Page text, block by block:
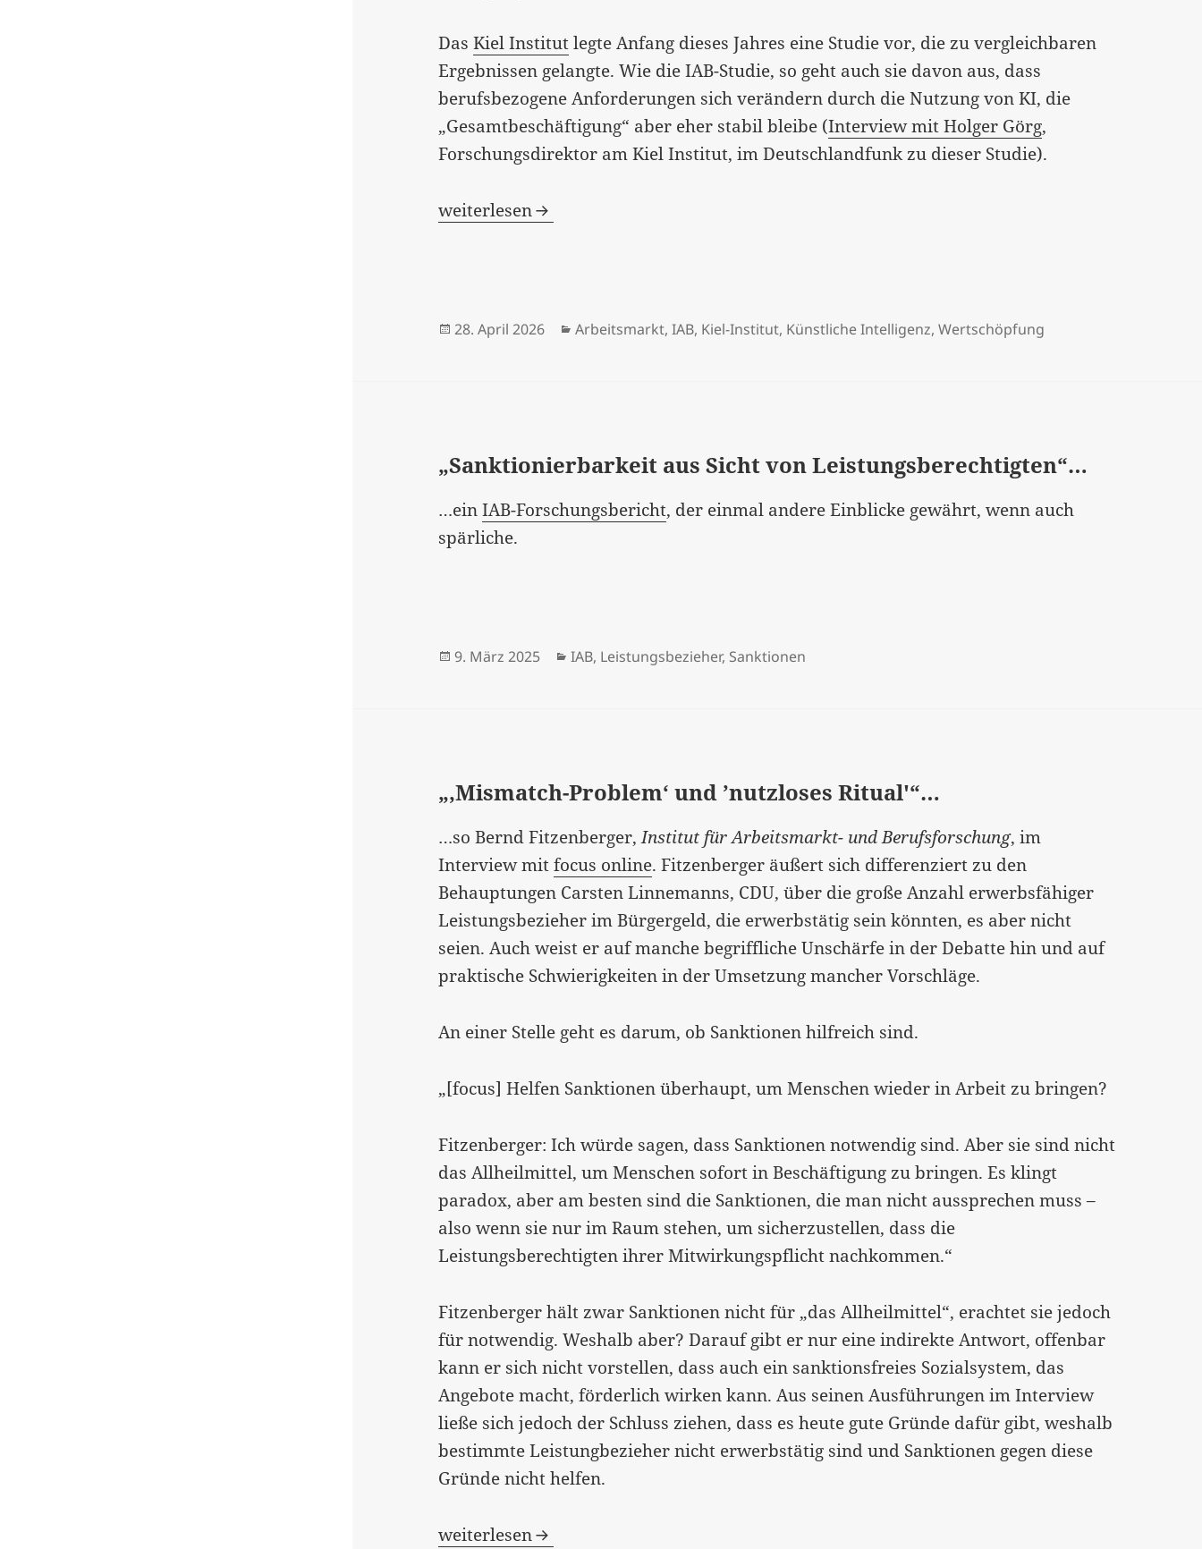
DasKiel Institutlegte Anfang dieses Jahres eine Studie vor, die zu vergleichbaren
Ergebnissen gelangte. Wie die IAB-Studie, so geht auch sie davon aus, dass
berufsbezogene Anforderungen sich verändern durch die Nutzung von KI, die
„Gesamtbeschäftigung“ aber eher stabil bleibe (Interview mit Holger Görg,
Forschungsdirektor am Kiel Institut, im Deutschlandfunk zu dieser Studie).
Ja, nein, vielleicht, aber sicher in zehn Jahren…
weiterlesen
Veröffentlicht
28. April 2026 Kategorien
Arbeitsmarkt,IAB, Kiel-Institut, Künstliche Intelligenz,Wertschöpfung
„Sanktionierbarkeit aus Sicht von Leistungsberechtigten“…
…einIAB-Forschungsbericht, der einmal andere Einblicke gewährt, wenn auch
spärliche.
Veröffentlicht
9. März 2025 Kategorien
IAB, Leistungsbezieher, Sanktionen
„‚Mismatch-Problem‘ und ’nutzloses Ritual'“…
…so Bernd Fitzenberger,Institut für Arbeitsmarkt- und Berufsforschung, im
Interview mitfocus online. Fitzenberger äußert sich differenziert zu den
Behauptungen Carsten Linnemanns, CDU, über die große Anzahl erwerbsfähiger
Leistungsbezieher im Bürgergeld, die erwerbstätig sein könnten, es aber nicht
seien. Auch weist er auf manche begriffliche Unschärfe in der Debatte hin und auf
praktische Schwierigkeiten in der Umsetzung mancher Vorschläge.
An einer Stelle geht es darum, ob Sanktionen hilfreich sind.
„[focus] Helfen Sanktionen überhaupt, um Menschen wieder in Arbeit zu bringen?
Fitzenberger: Ich würde sagen, dass Sanktionen notwendig sind. Aber sie sind nicht
das Allheilmittel, um Menschen sofort in Beschäftigung zu bringen. Es klingt
paradox, aber am besten sind die Sanktionen, die man nicht aussprechen muss –
also wenn sie nur im Raum stehen, um sicherzustellen, dass die
Leistungsberechtigten ihrer Mitwirkungspflicht nachkommen.“
Fitzenberger hält zwar Sanktionen nicht für „das Allheilmittel“, erachtet sie jedoch
für notwendig. Weshalb aber? Darauf gibt er nur eine indirekte Antwort, offenbar
kann er sich nicht vorstellen, dass auch ein sanktionsfreies Sozialsystem, das
Angebote macht, förderlich wirken kann. Aus seinen Ausführungen im Interview
ließe sich jedoch der Schluss ziehen, dass es heute gute Gründe dafür gibt, weshalb
bestimmte Leistungbezieher nicht erwerbstätig sind und Sanktionen gegen diese
Gründe nicht helfen.
„‚Mismatch-Problem‘ und ’nutzloses Ritual’“…
weiterlesen